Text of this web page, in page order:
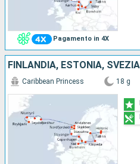
Pagamento in 4X
Caribbean Princess 18 g